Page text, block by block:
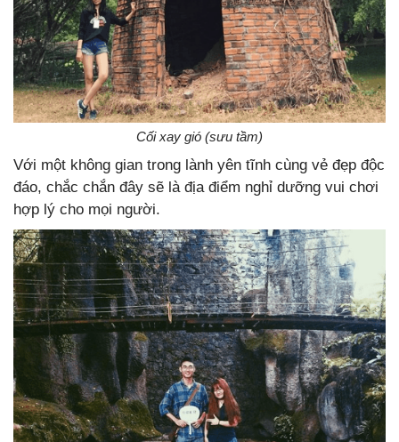
Cối xay gió (sưu tầm)
Với một không gian trong lành yên tĩnh cùng vẻ đẹp độc
đáo, chắc chắn đây sẽ là địa điểm nghỉ dưỡng vui chơi
hợp lý cho mọi người.